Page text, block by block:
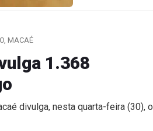
MACAÉ
1.368
divulga, nesta quarta-feira (30), o